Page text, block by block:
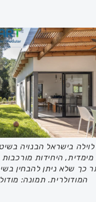
בישראל הבנויה
היחידות מורכבות
כך שלא ניתן להבחין
המודולרית. תמונה: